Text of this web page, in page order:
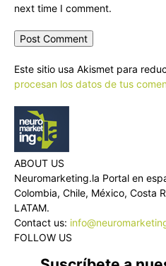
next time I comment.
Este sitio usa Akismet para
procesan los datos de tus
ABOUT US
Neuromarketing.la Portal en
Colombia, Chile, México, Costa
LATAM.
Contact us:
FOLLOW US